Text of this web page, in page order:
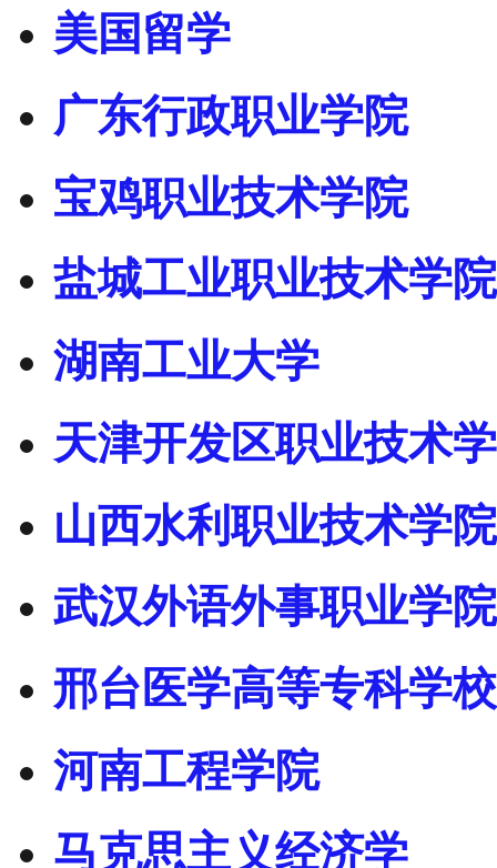
美国留学
广东行政职业学院
宝鸡职业技术学院
盐城工业职业技术学院
湖南工业大学
天津开发区职业技术
山西水利职业技术学院
武汉外语外事职业学院
邢台医学高等专科学校
河南工程学院
马克思主义经济学